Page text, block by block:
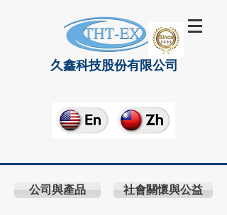
久鑫科技股份有限公司
公司與產品 社會關懷與公益